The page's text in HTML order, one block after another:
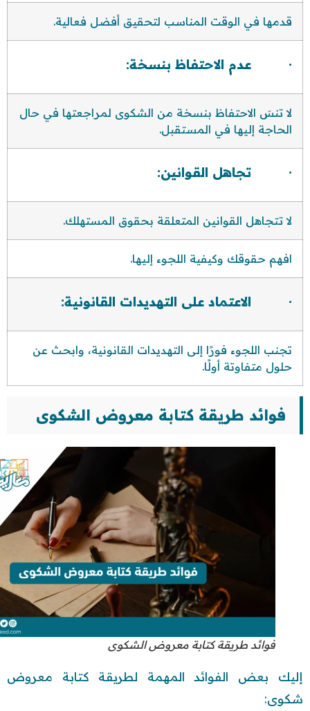
قدمها في الوقت المناسب لتحقيق أفضل فعالية.
· عدم الاحتفاظ بنسخة:
لا تنسَ الاحتفاظ بنسخة من الشكوى لمراجعتها في حال
الحاجة إليها في المستقبل.
· تجاهل القوانين:
لا تتجاهل القوانين المتعلقة بحقوق المستهلك.
افهم حقوقك وكيفية اللجوء إليها.
· الاعتماد على التهديدات القانونية:
تجنب اللجوء فورًا إلى التهديدات القانونية، وابحث عن
حلول متفاوتة أولًا.
فوائد طريقة كتابة معروض الشكوى
فوائد طريقة كتابة معروض الشكوى
إليك بعض الفوائد المهمة لطريقة كتابة معروض
شكوى: